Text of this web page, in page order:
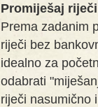
Promiješaj
Prema zadanim
riječi bez
idealno za
odabrati
riječi nasumično